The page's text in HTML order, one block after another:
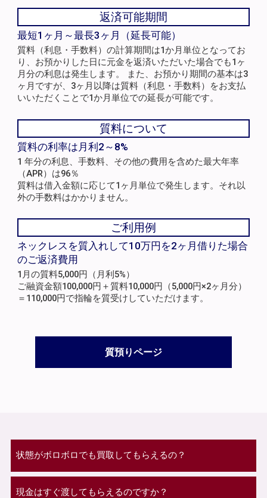
返済可能期間
最短1ヶ月～最長3ヶ月（延長可能）
質料（利息・手数料）の計算期間は1か月単位となってお
り、お預かりした日に元金を返済いただいた場合でも1ヶ
月分の利息は発生します。 また、お預かり期間の基本は3
ヶ月ですが、3ヶ月以降は質料（利息・手数料）をお支払
いいただくことで1か月単位での延長が可能です。
質料について
質料の利率は月利2～8%
1 年分の利息、手数料、その他の費用を含めた最大年率
（APR）は96％
質料は借入金額に応じて1ヶ月単位で発生します。それ以
外の手数料はかかりません。
ご利用例
ネックレスを質入れして10万円を2ヶ月借りた場合
のご返済費用
1月の質料5,000円（月利5%）
ご融資金額100,000円＋質料10,000円（5,000円×2ヶ月分）
＝110,000円で指輪を質受けしていただけます。
質預りページ
状態がボロボロでも買取してもらえるの？
現金はすぐ渡してもらえるのですか？